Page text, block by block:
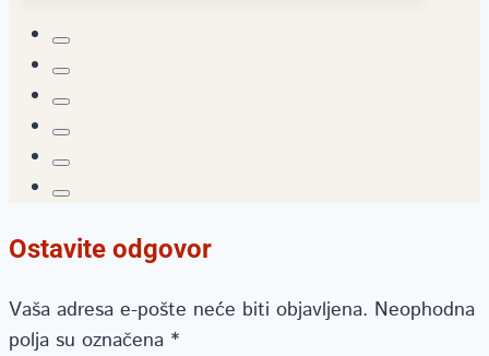
Ostavite odgovor
Vaša adresa e-pošte neće biti objavljena. Neophodna
polja su označena *